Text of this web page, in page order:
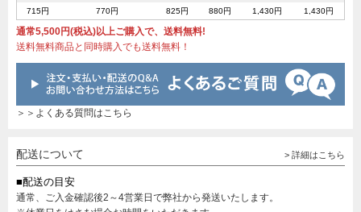
715円 770円 825円 880円 1,430円 1,430円
通常5,500円(税込)以上ご購入で、送料無料!
送料無料商品と同時購入でも送料無料！
＞＞よくある質問はこちら
配送について > 詳細はこちら
■配送の目安
通常、ご入金確認後2～4営業日で弊社から発送いたします。